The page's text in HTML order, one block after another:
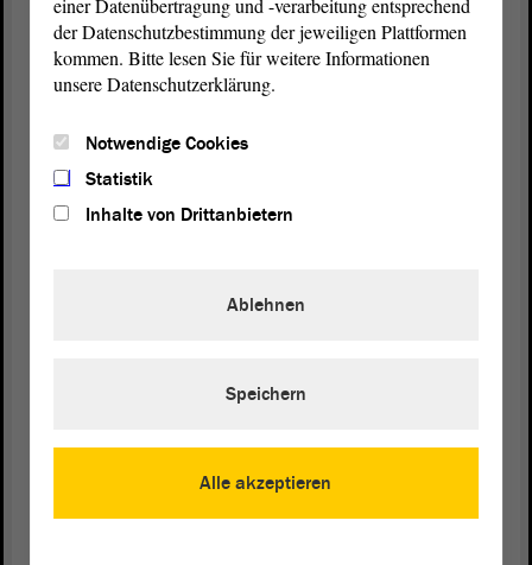
Wir sind nicht dagegen. Wir machen das nicht an
irgendwelchen scheinheiligen Gegenargumenten
fest. - Vielen Dank.
(Zustimmung bei der CDU und bei der FDP)
Herr Thomas, es gibt eine Nachfrage, und zwar von
Ulrich Thomas (CDU):
einer Datenübertragung und -verarbeitung entsprechend
der Datenschutzbestimmung der jeweiligen Plattformen
kommen. Bitte lesen Sie für weitere Informationen
unsere Datenschutzerklärung.
Notwendige Cookies
Statistik
Inhalte von Drittanbietern
Alle akzeptieren
Ablehnen
Speichern